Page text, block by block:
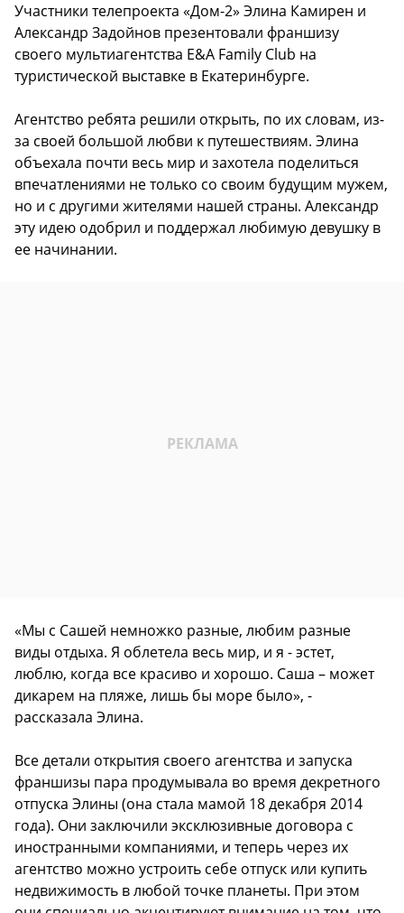
Участники телепроекта «Дом-2» Элина Камирен и
Александр Задойнов презентовали франшизу
своего мультиагентства E&A Family Club на
туристической выставке в Екатеринбурге.
Агентство ребята решили открыть, по их словам, из-
за своей большой любви к путешествиям. Элина
объехала почти весь мир и захотела поделиться
впечатлениями не только со своим будущим мужем,
но и с другими жителями нашей страны. Александр
эту идею одобрил и поддержал любимую девушку в
ее начинании.
«Мы с Сашей немножко разные, любим разные
виды отдыха. Я облетела весь мир, и я - эстет,
люблю, когда все красиво и хорошо. Саша – может
дикарем на пляже, лишь бы море было», -
рассказала Элина.
Все детали открытия своего агентства и запуска
франшизы пара продумывала во время декретного
отпуска Элины (она стала мамой 18 декабря 2014
года). Они заключили эксклюзивные договора с
иностранными компаниями, и теперь через их
агентство можно устроить себе отпуск или купить
недвижимость в любой точке планеты. При этом